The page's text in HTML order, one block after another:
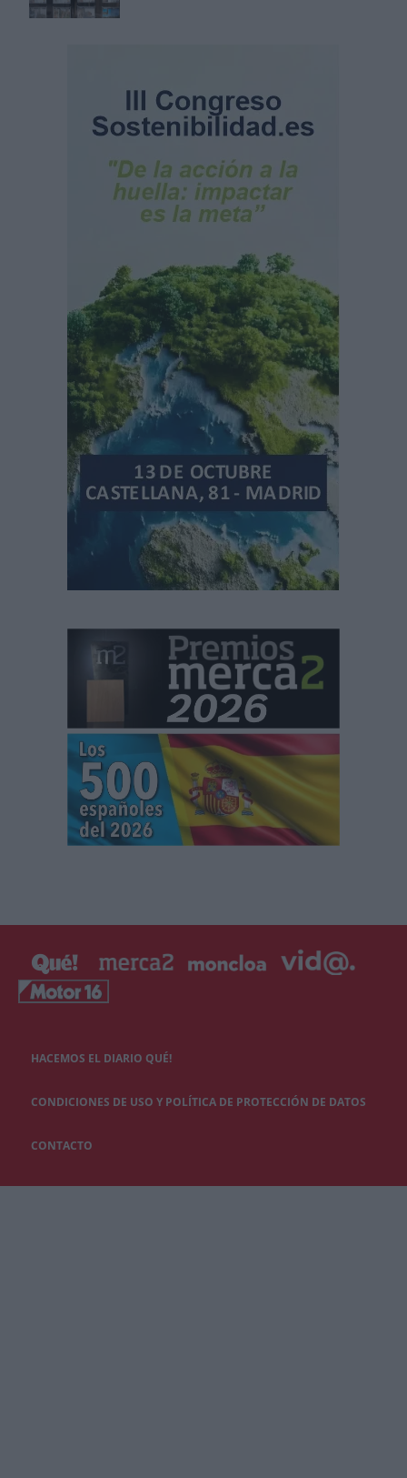
HACEMOS EL DIARIO QUÉ!
CONDICIONES DE USO Y POLÍTICA DE PROTECCIÓN DE DATOS
CONTACTO